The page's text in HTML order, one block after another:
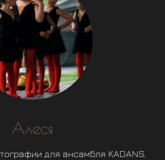
Алеся
для ансамбля KADANS.